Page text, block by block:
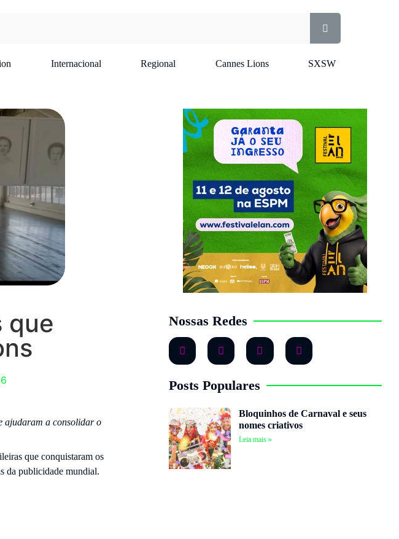
Internacional Regional Cannes Lions SXSW
que
ajudaram a consolidar o
que conquistaram os
da publicidade mundial.
Nossas Redes
Posts Populares
Bloquinhos de Carnaval e seus
nomes criativos
Leia mais »